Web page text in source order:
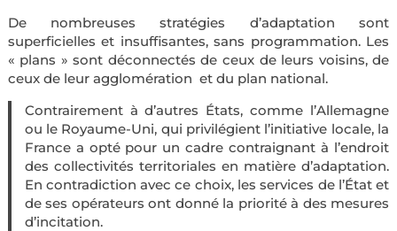
De nombreuses stratégies d’adaptation sont
superficielles et insuffisantes, sans programmation. Les
« plans » sont déconnectés de ceux de leurs voisins, de
ceux de leur agglomération et du plan national.
Contrairement à d’autres États, comme l’Allemagne
ou le Royaume-Uni, qui privilégient l’initiative locale, la
France a opté pour un cadre contraignant à l’endroit
des collectivités territoriales en matière d’adaptation.
En contradiction avec ce choix, les services de l’État et
de ses opérateurs ont donné la priorité à des mesures
d’incitation.